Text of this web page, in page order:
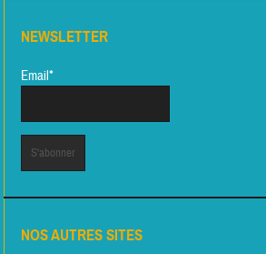
NEWSLETTER
Email*
NOS AUTRES SITES